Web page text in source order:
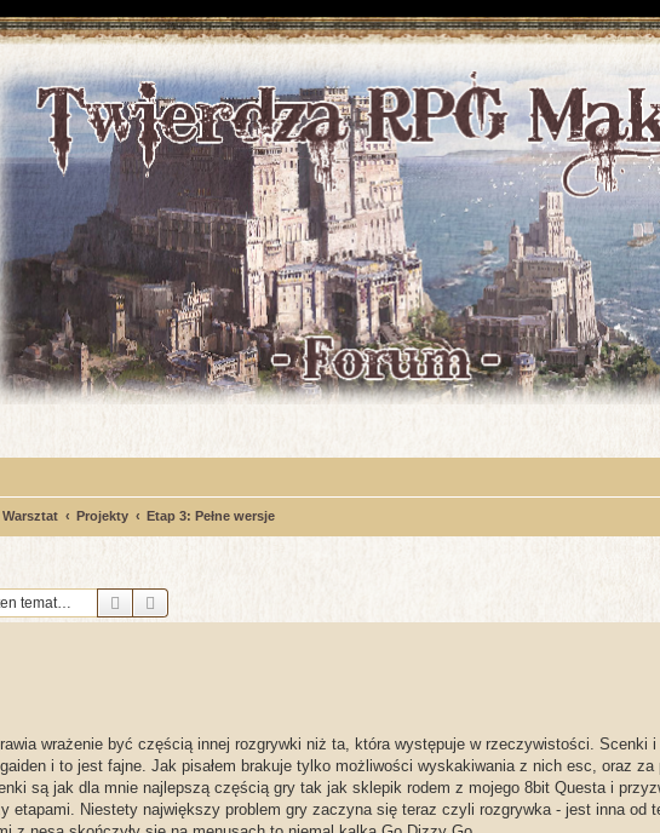
Warsztat Projekty Etap 3: Pełne wersje
Szukaj
wrażenie być częścią innej rozgrywki niż ta, która występuje w rzeczywistości. Scenki
i to jest fajne. Jak pisałem brakuje tylko możliwości wyskakiwania z nich esc, oraz za
są jak dla mnie najlepszą częścią gry tak jak sklepik rodem z mojego 8bit Questa i
etapami. Niestety największy problem gry zaczyna się teraz czyli rozgrywka - jest inna od